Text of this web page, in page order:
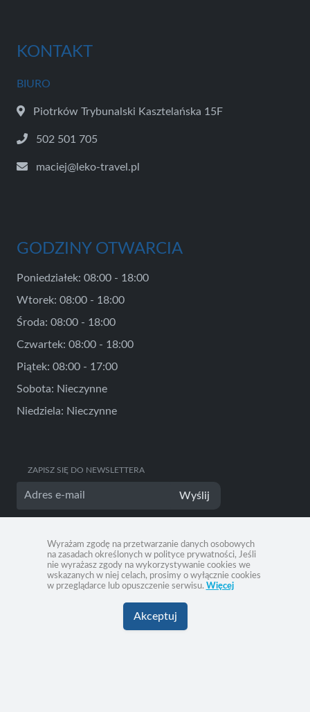
Wyrażam zgodę na przetwarzanie danych osobowych
na zasadach określonych w polityce prywatności, Jeśli
nie wyrażasz zgody na wykorzystywanie cookies we
wskazanych w niej celach, prosimy o wyłącznie cookies
w przeglądarce lub opuszczenie serwisu. Więcej
Akceptuj
ZAPISZ SIĘ DO NEWSLETTERA
Wyślij
KONTAKT
BIURO
Piotrków Trybunalski Kasztelańska 15F
502 501 705
maciej@leko-travel.pl
GODZINY OTWARCIA
Poniedziałek: 08:00 - 18:00
Wtorek: 08:00 - 18:00
Środa: 08:00 - 18:00
Czwartek: 08:00 - 18:00
Piątek: 08:00 - 17:00
Sobota: Nieczynne
Niedziela: Nieczynne